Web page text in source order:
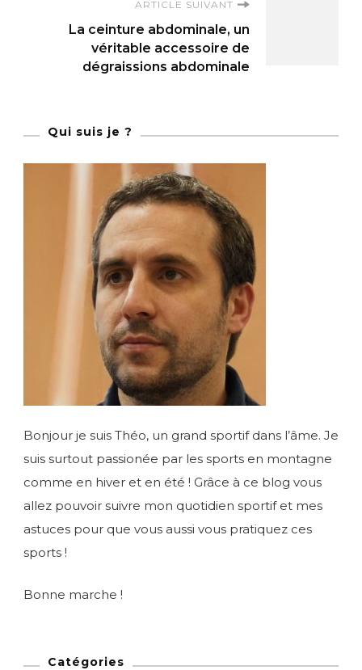
ARTICLE SUIVANT
La ceinture abdominale, un
véritable accessoire de
dégraissions abdominale
Qui suis je ?
Bonjour je suis Théo, un grand sportif dans l’âme. Je
suis surtout passionée par les sports en montagne
comme en hiver et en été ! Grâce à ce blog vous
allez pouvoir suivre mon quotidien sportif et mes
astuces pour que vous aussi vous pratiquez ces
sports !
Bonne marche !
Catégories